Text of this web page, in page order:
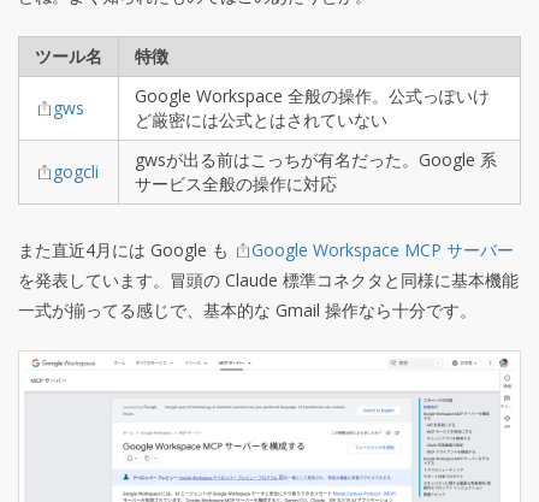
ツール名 特徴
gws
Google Workspace 全般の操作。公式っぽいけ
ど厳密には公式とはされていない
gogcli
gwsが出る前はこっちが有名だった。Google 系
サービス全般の操作に対応
また直近4月には Google も
Google Workspace MCP サーバー
を発表しています。冒頭の Claude 標準コネクタと同様に基本機能
一式が揃ってる感じで、基本的な Gmail 操作なら十分です。